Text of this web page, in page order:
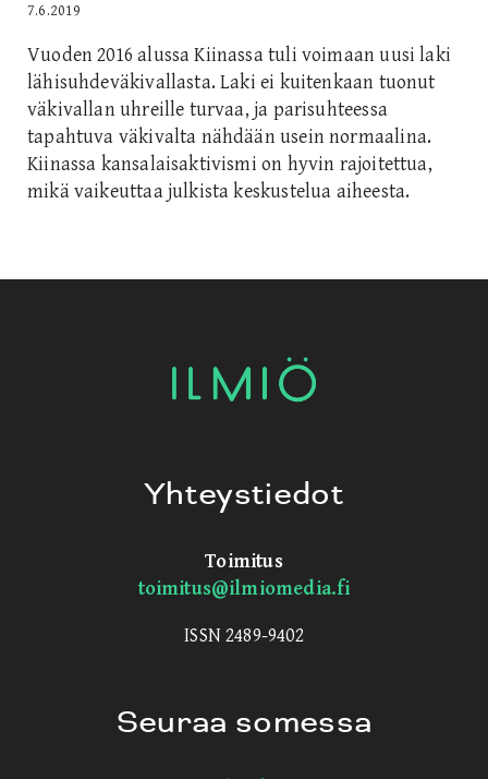
7.6.2019
Vuoden 2016 alussa Kiinassa tuli voimaan uusi laki
lähisuhdeväkivallasta. Laki ei kuitenkaan tuonut
väkivallan uhreille turvaa, ja parisuhteessa
tapahtuva väkivalta nähdään usein normaalina.
Kiinassa kansalaisaktivismi on hyvin rajoitettua,
mikä vaikeuttaa julkista keskustelua aiheesta.
Yhteystiedot
Toimitus
toimitus@ilmiomedia.fi
ISSN 2489-9402
Seuraa somessa